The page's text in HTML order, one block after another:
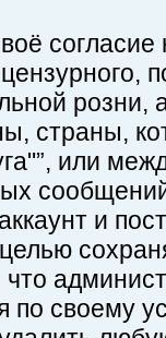
страны,
или
и
по своему